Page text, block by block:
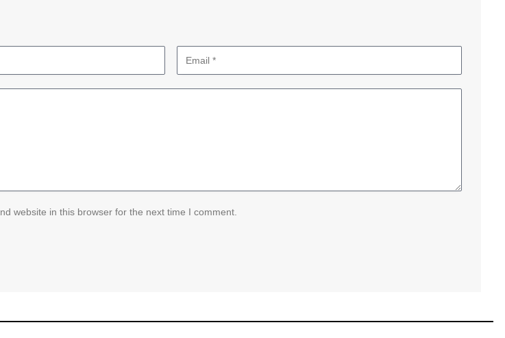
website in this browser for the next time I comment.